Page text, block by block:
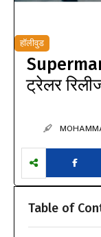
हॉलीवुड
ट्रेलर
Table of